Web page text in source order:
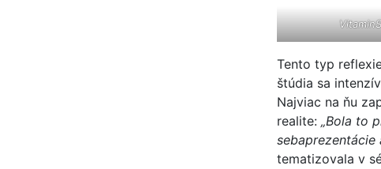
Tento typ
štúdia sa
Najviac na ňu
realite: „Bola to
sebaprezentácie
tematizovala v